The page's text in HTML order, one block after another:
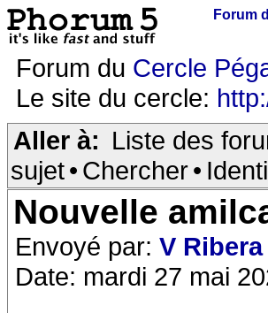
Forum
Forum du Cercle
Le site du cercle:
Aller à: Liste des
sujet• Chercher•
Nouvelle
Envoyé par: V Ribera
Date: mardi 27 mai